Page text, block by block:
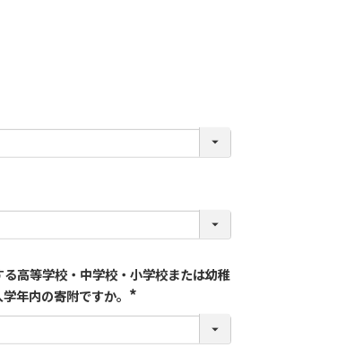
高等学校・中学校・小学校または幼稚
年内の寄附ですか。